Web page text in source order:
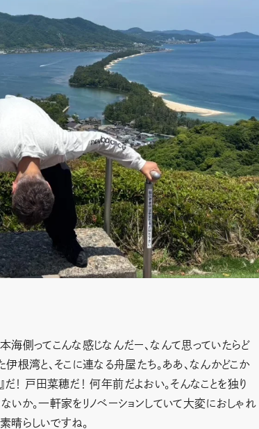
海側ってこんな感じなんだー、なんて思っていたらど
根湾と、そこに連なる舟屋たち。ああ、なんかどこか
！ 戸田菜穂だ！ 何年前だよおい。そんなことを独り
いか。一軒家をリノベーションしていて大変におしゃれ
晴らしいですね。